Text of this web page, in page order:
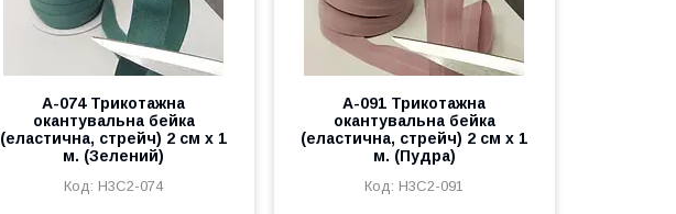
A-074 Трикотажна
окантувальна бейка
(еластична, стрейч) 2 см х 1
м. (Зелений)
Н3С2-074
A-091 Трикотажна
окантувальна бейка
(еластична, стрейч) 2 см х 1
м. (Пудра)
Н3С2-091